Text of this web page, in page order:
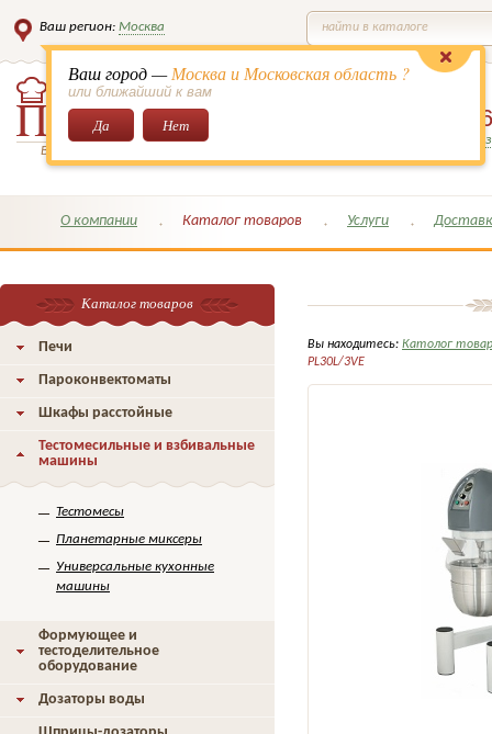
Ваш регион: Москва
Ваш город —Москва и Московская область ?
или ближайший к вам
Да Нет
найти в каталоге
Всё для кондитеров и поваров!
649-
Заказать обратный
О компании Каталог товаров Услуги
Вы находитесь: Католог
PL30L/3VE
Каталог товаров
Печи
Пароконвектоматы
Шкафы расстойные
Тестомесильные и взбивальные
машины
Тестомесы
Планетарные миксеры
Универсальные кухонные
машины
Формующее и
тестоделительное
оборудование
Дозаторы воды